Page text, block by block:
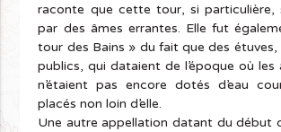
raconte que cette tour, si particulière,
par des âmes errantes. Elle fut
tour des Bains » du fait que des
publics, qui dataient de l’époque où
n’étaient pas encore dotés d’eau
placés non loin d’elle.
Une autre appellation datant du début